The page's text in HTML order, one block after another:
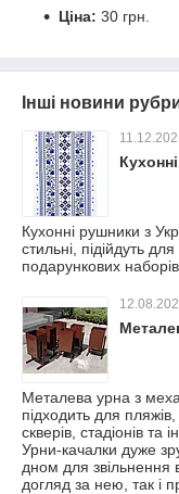
Ціна: 30 грн.
Інші новини
Кухонні рушники з
стильні, підійдуть
подарункових
Металева урна з
підходить для пляжів,
скверів, стадіонів та
Урни-качалки дуже
дном для звільнення
догляд за нею, так і